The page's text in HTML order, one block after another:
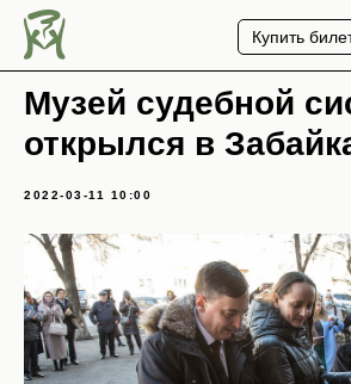
Купить
Музей судебной
открылся в
2022-03-11 10:00